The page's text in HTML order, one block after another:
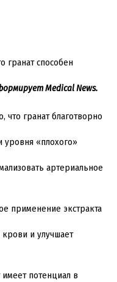
гранат способен
Medical News.
что гранат благотворно
уровня «плохого»
артериальное
применение экстракта
крови и улучшает
потенциал в